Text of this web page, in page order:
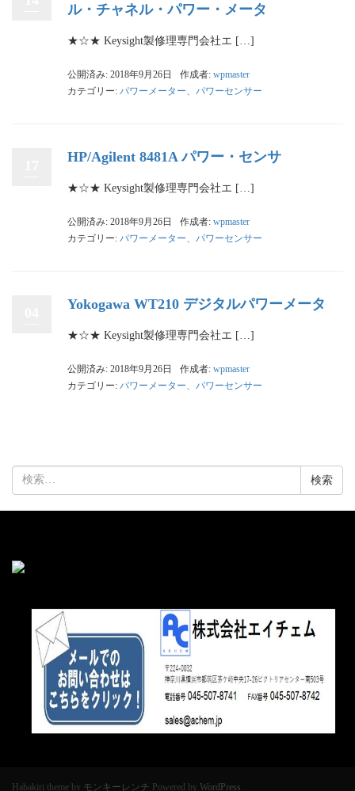
ル・チャネル・パワー・メータ
★☆★ Keysight製修理専門会社エ […]
公開済み: 2018年9月26日 作成者: wpmaster
カテゴリー: パワーメーター、パワーセンサー
HP/Agilent 8481A パワー・センサ
★☆★ Keysight製修理専門会社エ […]
公開済み: 2018年9月26日 作成者: wpmaster
カテゴリー: パワーメーター、パワーセンサー
Yokogawa WT210 デジタルパワーメータ
★☆★ Keysight製修理専門会社エ […]
公開済み: 2018年9月26日 作成者: wpmaster
カテゴリー: パワーメーター、パワーセンサー
索:
Habakiri theme by モンキーレンチ Powered by WordPress